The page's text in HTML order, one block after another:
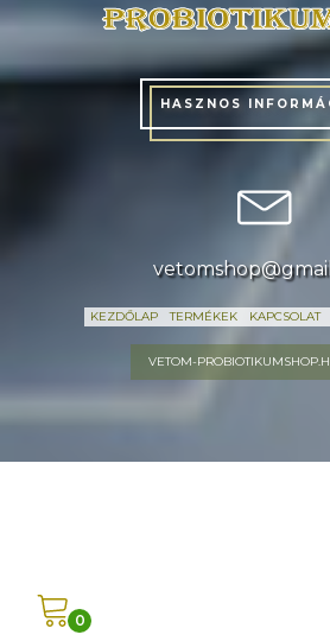
0
HASZNOS
KEZDŐLAP TERMÉKEK KAPCSOLAT
VETOM-